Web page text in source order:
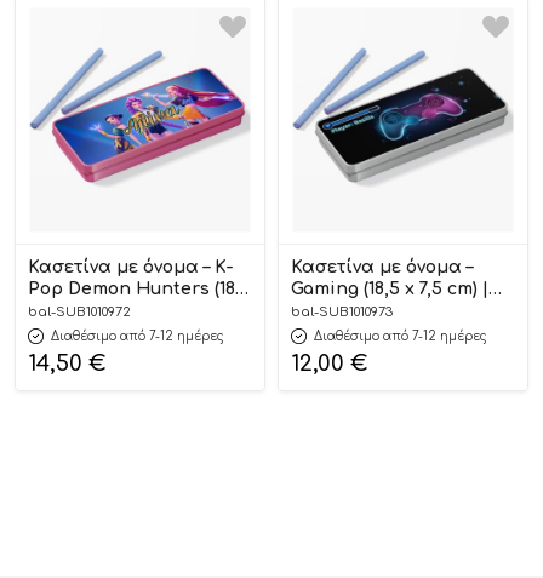
Κασετίνα με όνομα – K-
Pop Demon Hunters (18,5
x 7,5 cm) | SUB1010972
bal-SUB1010972
Διαθέσιμο από 7-12 ημέρες
14,50 €
Κασετίνα με όνομα –
Gaming (18,5 x 7,5 cm) |
SUB1010973
bal-SUB1010973
Διαθέσιμο από 7-12 ημέρες
12,00 €